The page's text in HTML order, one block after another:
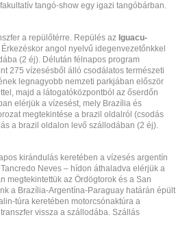
tangó-show egy igazi tangóbárban.
a repülőtérre. Repülés az Iguacu-
angol nyelvű idegenvezetőnkkel
(2 éj). Délután félnapos program
275 vízesésből álló csodálatos természeti
legnagyobb nemzeti parkjában először
majd a látogatóközpontból az őserdőn
elérjük a vízesést, mely Brazília és
megtekintése a brazil oldalról (csodás
a brazil oldalon levő szállodában (2 éj).
kirándulás keretében a vízesés argentín
Neves – hídon áthaladva elérjük a
megtekintettük az Ördögtorok és a San
a Brazília-Argentína-Paraguay határán épült
túra keretében motorcsónaktúra a
vissza a szállodába. Szállás